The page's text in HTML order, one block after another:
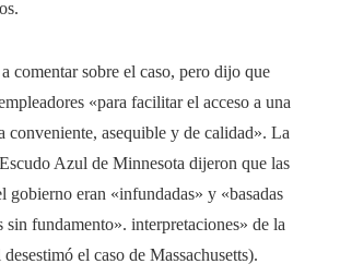
comentar sobre el caso, pero dijo que
«para facilitar el acceso a una
conveniente, asequible y de calidad». La
Azul de Minnesota dijeron que las
gobierno eran «infundadas» y «basadas
sin fundamento». interpretaciones» de la
el caso de Massachusetts).